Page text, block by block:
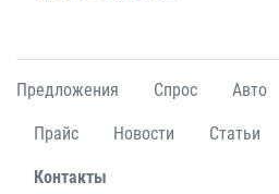
Предложения Спрос Авто
Прайс Новости Статьи
Контакты